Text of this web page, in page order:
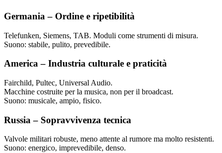
Germania – Ordine e ripetibilità
Telefunken, Siemens, TAB. Moduli come strumenti di misura.
Suono: stabile, pulito, prevedibile.
America – Industria culturale e praticità
Fairchild, Pultec, Universal Audio.
Macchine costruite per la musica, non per il broadcast.
Suono: musicale, ampio, fisico.
Russia – Sopravvivenza tecnica
Valvole militari robuste, meno attente al rumore ma molto resistenti.
Suono: energico, imprevedibile, denso.